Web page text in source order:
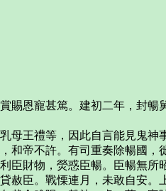
恩寵甚篤。建初二年，封暢
王禮等，因此自言能見鬼
和帝不許。有司重奏除暢國
臣財物，熒惑臣暢。臣暢無
臣。戰慄連月，未敢自安。